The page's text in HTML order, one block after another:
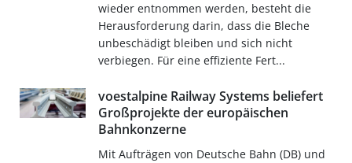
wieder entnommen werden, besteht die
Herausforderung darin, dass die Bleche
unbeschädigt bleiben und sich nicht
verbiegen. Für eine effiziente Fert...
voestalpine Railway Systems beliefert
Großprojekte der europäischen
Bahnkonzerne
Mit Aufträgen von Deutsche Bahn (DB) und